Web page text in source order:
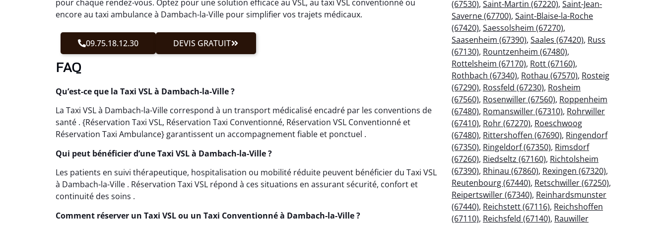
pour chaque rendez-vous. Optez pour une solution efficace au VSL, au taxi VSL conventionné ou
encore au taxi ambulance à Dambach-la-Ville pour simplifier vos trajets médicaux.
09.75.18.12.30 DEVIS GRATUIT
FAQ
Qu’est-ce que la Taxi VSL à Dambach-la-Ville ?
La Taxi VSL à Dambach-la-Ville correspond à un transport médicalisé encadré par les conventions de
santé . {Réservation Taxi VSL, Réservation Taxi Conventionné, Réservation VSL Conventionné et
Réservation Taxi Ambulance} garantissent un accompagnement fiable et ponctuel .
Qui peut bénéficier d’une Taxi VSL à Dambach-la-Ville ?
Les patients en suivi thérapeutique, hospitalisation ou mobilité réduite peuvent bénéficier du Taxi VSL
à Dambach-la-Ville . Réservation Taxi VSL répond à ces situations en assurant sécurité, confort et
continuité des soins .
Comment réserver un Taxi VSL ou un Taxi Conventionné à Dambach-la-Ville ?
(67530), Saint-Martin (67220), Saint-Jean-
Saverne (67700), Saint-Blaise-la-Roche
(67420), Saessolsheim (67270),
Saasenheim (67390), Saales (67420), Russ
(67130), Rountzenheim (67480),
Rottelsheim (67170), Rott (67160),
Rothbach (67340), Rothau (67570), Rosteig
(67290), Rossfeld (67230), Rosheim
(67560), Rosenwiller (67560), Roppenheim
(67480), Romanswiller (67310), Rohrwiller
(67410), Rohr (67270), Roeschwoog
(67480), Rittershoffen (67690), Ringendorf
(67350), Ringeldorf (67350), Rimsdorf
(67260), Riedseltz (67160), Richtolsheim
(67390), Rhinau (67860), Rexingen (67320),
Reutenbourg (67440), Retschwiller (67250),
Reipertswiller (67340), Reinhardsmunster
(67440), Reichstett (67116), Reichshoffen
(67110), Reichsfeld (67140), Rauwiller